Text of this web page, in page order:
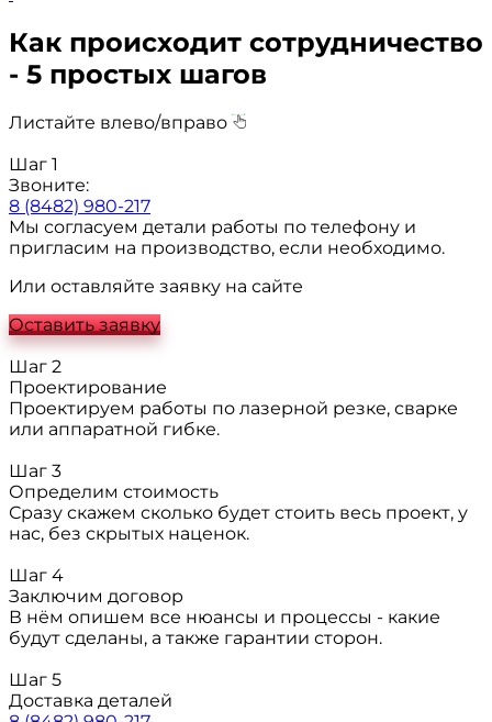
Как происходит сотрудничество
- 5 простых шагов
Листайте влево/вправо
Шаг 1
Звоните:
8 (8482) 980-217
Мы согласуем детали работы по телефону и
пригласим на производство, если необходимо.
Или оставляйте заявку на сайте
Оставить заявку
Шаг 2
Проектирование
Проектируем работы по лазерной резке, сварке
или аппаратной гибке.
Шаг 3
Определим стоимость
Сразу скажем сколько будет стоить весь проект, у
нас, без скрытых наценок.
Шаг 4
Заключим договор
В нём опишем все нюансы и процессы - какие
будут сделаны, а также гарантии сторон.
Шаг 5
Доставка деталей